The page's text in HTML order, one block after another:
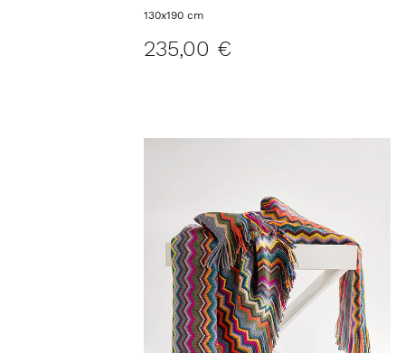
130x190 cm
235,00 €